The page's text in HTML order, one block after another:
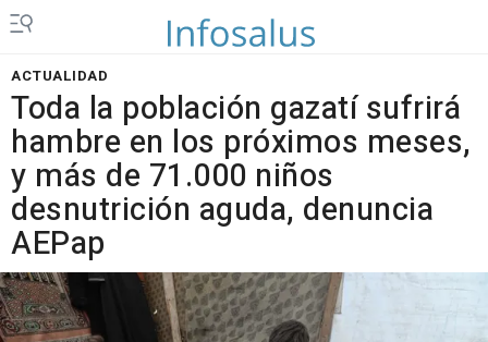
ACTUALIDAD
Toda la población gazatí sufrirá
hambre en los próximos meses,
y más de 71.000 niños
desnutrición aguda, denuncia
AEPap